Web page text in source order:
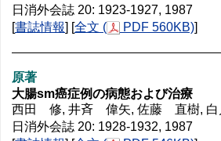
日消外会誌 20: 1923-1927, 1987
[書誌情報] [全文 ( PDF 560KB)]
原著
大腸sm癌症例の病態および治療
西田 修, 井斉 偉矢, 佐藤 直樹,
日消外会誌 20: 1928-1932, 1987